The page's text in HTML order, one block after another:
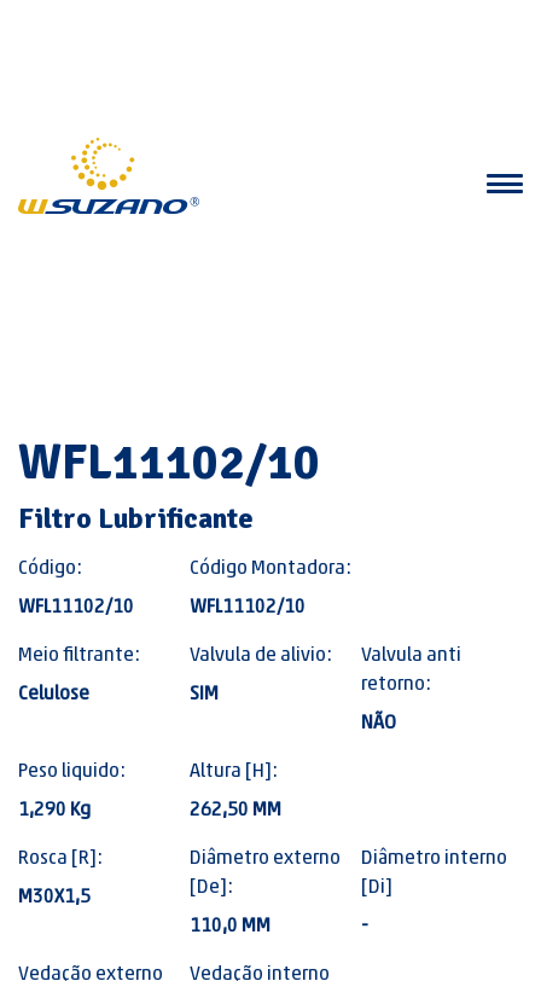
WFL11102/10
Filtro Lubrificante
Código:
WFL11102/10
Código Montadora:
WFL11102/10
Meio filtrante:
Celulose
Valvula de alivio:
SIM
Valvula anti
retorno:
NÃO
Peso liquido:
1,290 Kg
Altura [H]:
262,50 MM
Rosca [R]:
M30X1,5
Diâmetro externo
[De]:
110,0 MM
Diâmetro interno
[Di]
-
Vedação externo
Vedação interno